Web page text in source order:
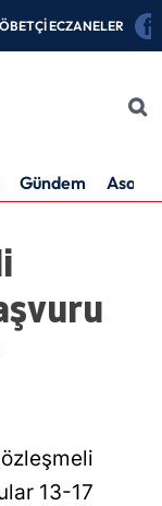
ECZANELER
Gündem Asayiş
13-17